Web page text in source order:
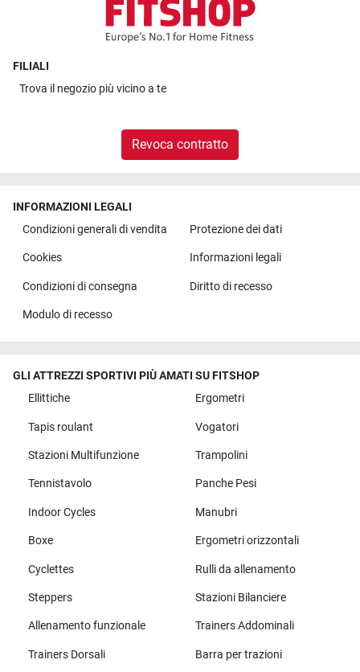
FILIALI
Trova il negozio più vicino a te
Revoca contratto
INFORMAZIONI LEGALI
Condizioni generali di vendita
Protezione dei dati
Cookies Informazioni legali
Condizioni di consegna Diritto di recesso
Modulo di recesso
GLI ATTREZZI SPORTIVI PIÙ AMATI SU FITSHOP
Ellittiche
Ergometri
Tapis roulant Vogatori
Stazioni Multifunzione Trampolini
Tennistavolo Panche Pesi
Indoor Cycles Manubri
Boxe Ergometri orizzontali
Cyclettes Rulli da allenamento
Steppers Stazioni Bilanciere
Allenamento funzionale Trainers Addominali
Trainers Dorsali Barra per trazioni